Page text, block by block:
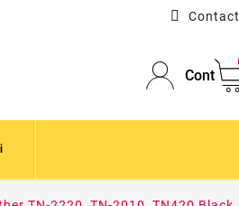
Contact
Cont